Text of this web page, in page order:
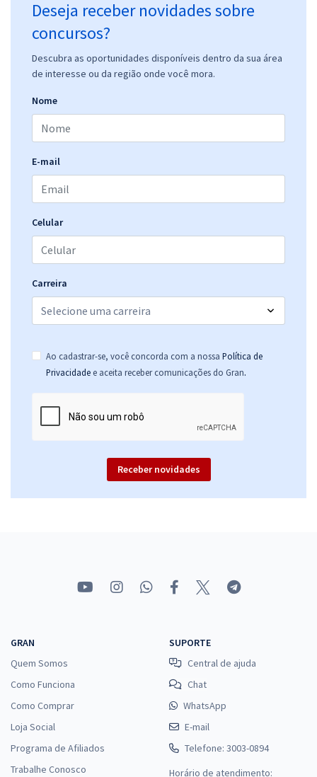
Deseja receber novidades sobre
concursos?
Descubra as oportunidades disponíveis dentro da sua área
de interesse ou da região onde você mora.
Nome
E-mail
Celular
Carreira
Ao cadastrar-se, você concorda com a nossa Política de
Privacidade e aceita receber comunicações do Gran.
Receber novidades
GRAN
Quem Somos
Como Funciona
Como Comprar
Loja Social
Programa de Afiliados
Trabalhe Conosco
SUPORTE
Central de ajuda
Chat
WhatsApp
E-mail
Telefone: 3003-0894
Horário de atendimento: